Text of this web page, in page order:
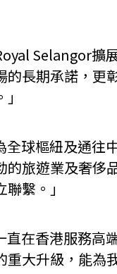
Selangor擴
的長期承諾，
球樞紐及通往
旅遊業及奢侈
繫。」
在香港服務高
大升級，能為